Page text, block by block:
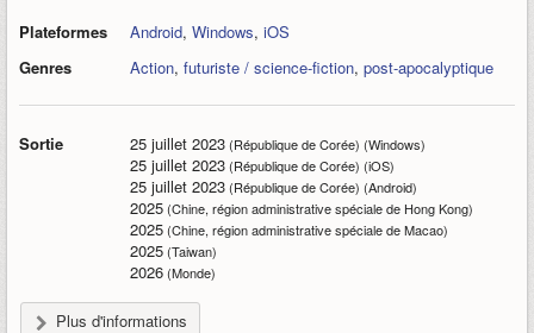
Plateformes Android, Windows, iOS
Genres
Action, futuriste / science-fiction, post-apocalyptique
Sortie 25 juillet 2023(République de Corée) (Windows)
25 juillet 2023(République de Corée) (iOS)
25 juillet 2023(République de Corée) (Android)
2025(Chine, région administrative spéciale de Hong Kong)
2025(Chine, région administrative spéciale de Macao)
2025(Taiwan)
2026(Monde)
Plus d'informations